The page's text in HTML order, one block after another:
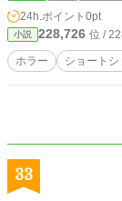
24h.ポイント 0pt
小説 228,726 位 /
ホラー ショートシ
33